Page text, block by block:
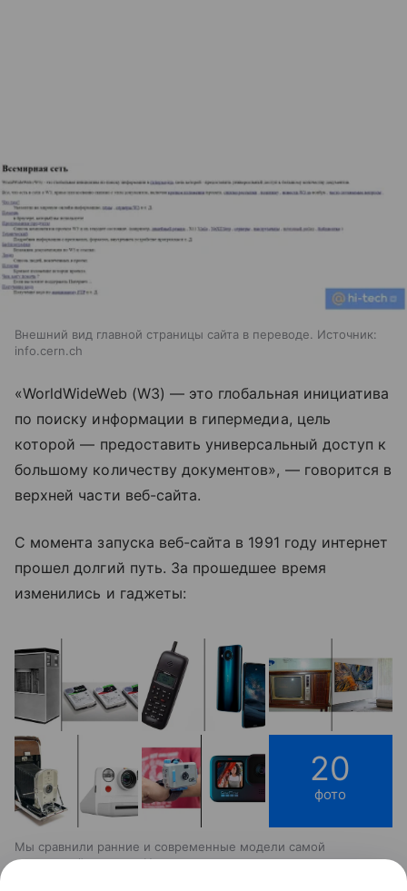
Внешний вид главной страницы сайта в переводе. Источник:
info.cern.ch
«WorldWideWeb (W3) —это глобальная инициатива
по поиску информации в гипермедиа, цель
которой— предоставить универсальный доступ к
большому количеству документов», —говорится в
верхней части веб-сайта.
С момента запуска веб-сайта в 1991 году интернет
прошел долгий путь. За прошедшее время
изменились и гаджеты:
20
фото
Мы сравнили ранние и современные модели самой
популярной техники. Некоторые вещи хорошо сохранили